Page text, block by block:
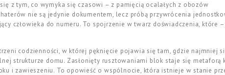
z tym, co wymyka się czasowi – z pamięcią ocalałych z obozów
nie są jedynie dokumentem, lecz próbą przywrócenia
człowieka do numeru. To spojrzenie w twarz doświadczenia, które
codzienności, w której pęknięcie pojawia się tam, gdzie najmniej
strukturze domu. Zasłonięty rusztowaniami blok staje się metaforą
i zawieszeniu. To opowieść o wspólnocie, która istnieje w stanie